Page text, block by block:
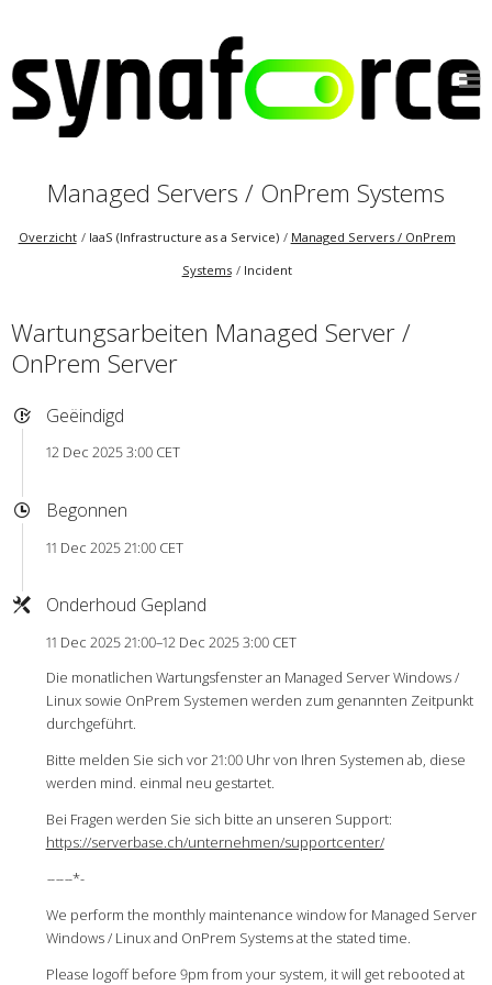
Managed Servers / OnPrem Systems
Overzicht IaaS (Infrastructure as a Service)
Managed Servers / OnPrem
Systems
Incident
Wartungsarbeiten Managed Server /
OnPrem Server
Geëindigd
12 Dec 2025 3:00 CET
Begonnen
11 Dec 2025 21:00 CET
Onderhoud Gepland
11 Dec 2025 21:00–12 Dec 2025 3:00 CET
Die monatlichen Wartungsfenster an Managed Server Windows /
Linux sowie OnPrem Systemen werden zum genannten Zeitpunkt
durchgeführt.
Bitte melden Sie sich vor 21:00 Uhr von Ihren Systemen ab, diese
werden mind. einmal neu gestartet.
Bei Fragen werden Sie sich bitte an unseren Support:
https://serverbase.ch/unternehmen/supportcenter/
------*-
We perform the monthly maintenance window for Managed Server
Windows / Linux and OnPrem Systems at the stated time.
Please logoff before 9pm from your system, it will get rebooted at